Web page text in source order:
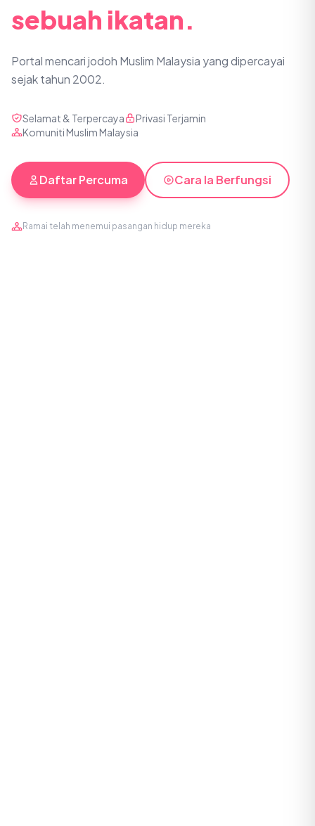
sebuah ikatan.
Portal mencari jodoh Muslim Malaysia yang dipercayai
sejak tahun 2002.
Selamat & Terpercaya
Privasi Terjamin
Komuniti Muslim Malaysia
Daftar Percuma Cara Ia Berfungsi
Ramai telah menemui pasangan hidup mereka